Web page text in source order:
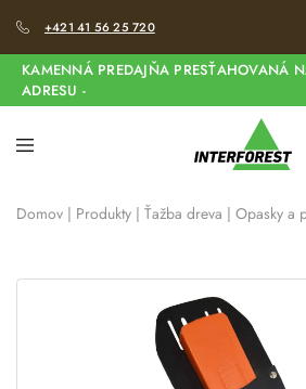
+421 41 56 25 720
KAMENNÁ PREDAJŇA PRESŤAHOVANÁ
ADRESU -
Domov | Produkty | Ťažba dreva | Opasky a